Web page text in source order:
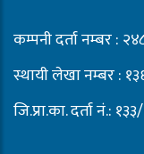
कम्पनी दर्ता नम्बर :
स्थायी लेखा नम्बर :
जि.प्रा.का. दर्ता नं.: